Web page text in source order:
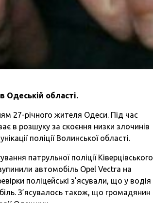
Одеській області.
27-річного жителя Одеси. Під час
в розшуку за скоєння низки злочинів
поліції Волинської області.
патрульної поліції Ківерцівського
зупинили автомобіль Opel Vectra на
поліцейські з’ясували, що у водія
З’ясувалось також, що громадянин